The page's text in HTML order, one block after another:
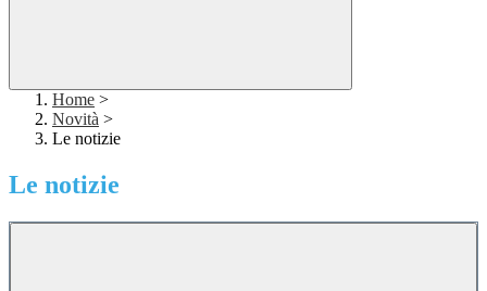
Home >
Novità >
Le notizie
Le notizie